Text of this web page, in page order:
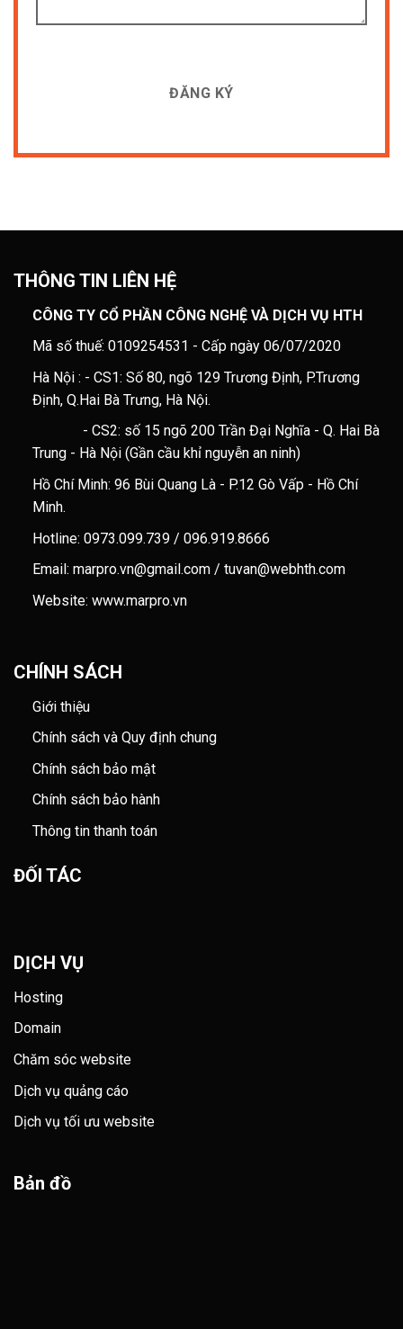
THÔNG TIN LIÊN HỆ
CÔNG TY CỔ PHẦN CÔNG NGHỆ VÀ DỊCH VỤ HTH
Mã số thuế: 0109254531 - Cấp ngày 06/07/2020
Hà Nội : - CS1: Số 80, ngõ 129 Trương Định, P.Trương
Định, Q.Hai Bà Trưng, Hà Nội.
- CS2: số 15 ngõ 200 Trần Đại Nghĩa - Q. Hai Bà
Trung - Hà Nội (Gần cầu khỉ nguyễn an ninh)
Hồ Chí Minh: 96 Bùi Quang Là - P.12 Gò Vấp - Hồ Chí
Minh.
Hotline: 0973.099.739 / 096.919.8666
Email: marpro.vn@gmail.com / tuvan@webhth.com
Website: www.marpro.vn
CHÍNH SÁCH
Giới thiệu
Chính sách và Quy định chung
Chính sách bảo mật
Chính sách bảo hành
Thông tin thanh toán
ĐỐI TÁC
DỊCH VỤ
Hosting
Domain
Chăm sóc website
Dịch vụ quảng cáo
Dịch vụ tối ưu website
Bản đồ